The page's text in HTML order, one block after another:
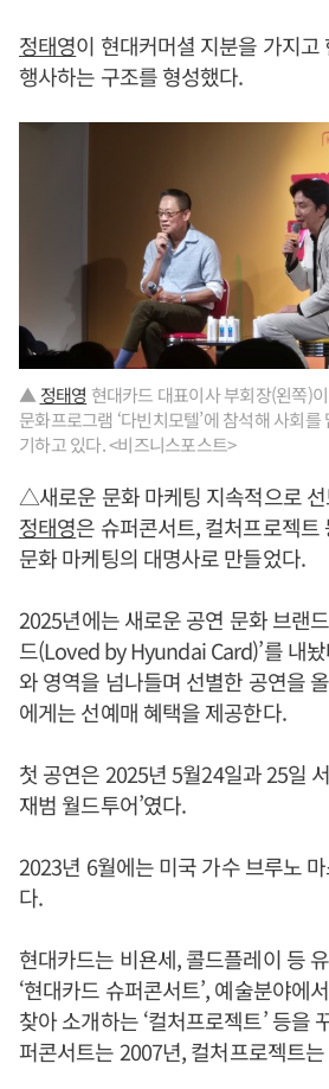
정태영이 현대커머셜 지분을 가지
행사하는 구조를 형성했다.
▲ 정태영 현대카드 대표이사 부회장(왼쪽)
문화프로그램 ‘다빈치모텔’에 참석해 사회
기하고 있다. <비즈니스포스트>
△새로운 문화 마케팅 지속적으로
정태영은 슈퍼콘서트, 컬처프로젝
문화 마케팅의 대명사로 만들었다.
2025년에는 새로운 공연 문화 브랜
드(Loved by Hyundai Card)’를 내
와 영역을 넘나들며 선별한 공연을
에게는 선예매 혜택을 제공한다.
첫 공연은 2025년 5월24일과 25일
재범 월드투어’였다.
2023년 6월에는 미국 가수 브루노
다.
현대카드는 비욘세, 콜드플레이 등
‘현대카드 슈퍼콘서트’, 예술분야에
찾아 소개하는 ‘컬처프로젝트’ 등을
퍼콘서트는 2007년, 컬처프로젝트